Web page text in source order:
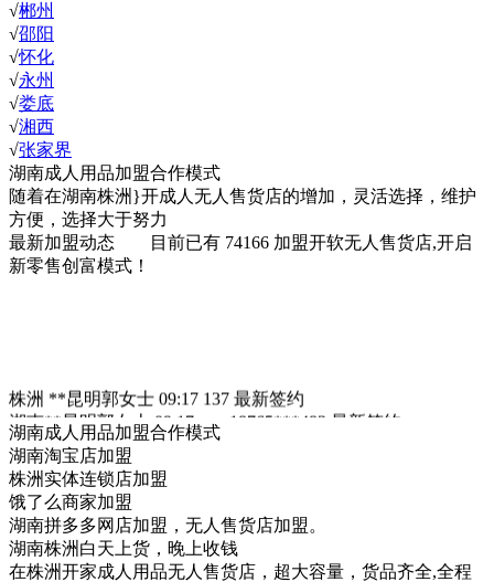
√郴州
√邵阳
√怀化
√永州
√娄底
√湘西
√张家界
湖南成人用品加盟合作模式
随着在湖南株洲}开成人无人售货店的增加，灵活选择，维护
方便，选择大于努力
最新加盟动态
目前已有 74166 加盟开软无人售货店,开启
新零售创富模式！
株洲 **昆明郭女士 09:17 137 最新签约
湖南**昆明郭女士 09:17 18765***483 最新签约
株洲**昆明郭女士 09:17 13824***963
**昆明郭女士 09:17 15280***447
**昆明郭女士 09:17 13755***072
**昆明郭女士 09:17 16658***258
湖南成人用品加盟合作模式
湖南淘宝店加盟
株洲实体连锁店加盟
饿了么商家加盟
湖南拼多多网店加盟，无人售货店加盟。
湖南株洲白天上货，晚上收钱
在株洲开家成人用品无人售货店，超大容量，货品齐全,全程